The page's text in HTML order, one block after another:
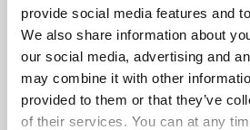
provide social media features and
We also share information about
our social media, advertising and
may combine it with other
provided to them or that they’ve
of their services. You can at any
€ 424,00